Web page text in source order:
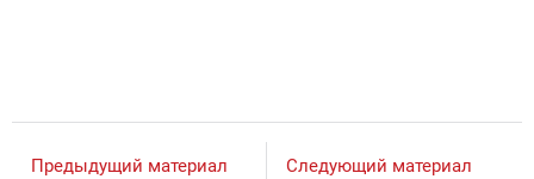
Предыдущий материал
Следующий материал